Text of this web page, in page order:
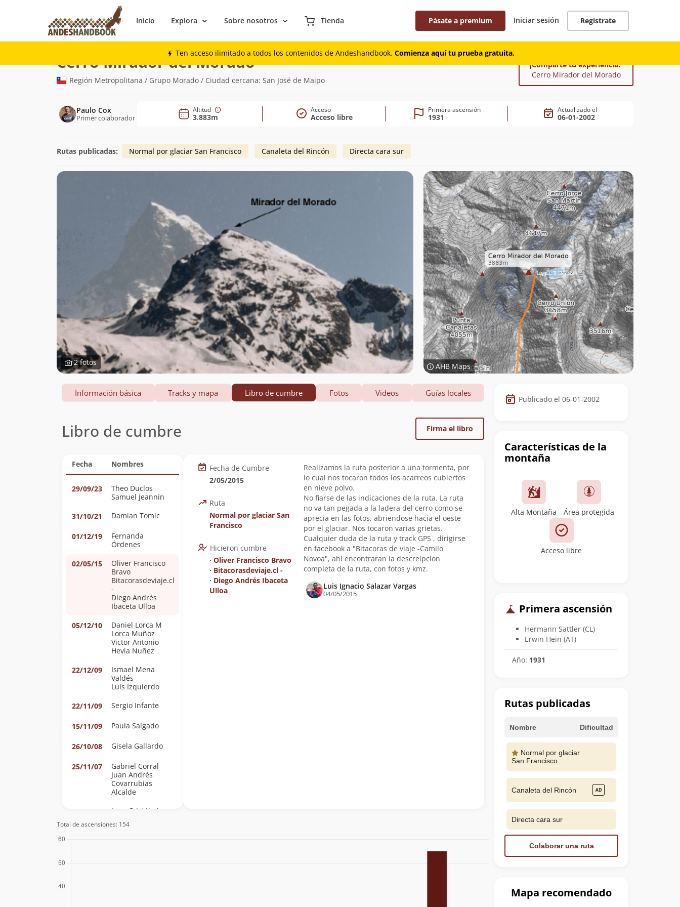
Inicio Explora Sobre nosotros Tienda Pásate a premium Iniciar sesión Regístrate
Ten acceso ilimitado a todos los contenidos de Andeshandbook. Comienza aquí tu prueba gratuita.
Montaña
Cerro Mirador del Morado(3.883m)
Región Metropolitana / Grupo Morado / Ciudad cercana: San José de Maipo
¡Comparte tu experiencia!
Cerro Mirador del Morado
Paulo Cox
Primer colaborador
Altitud
3.883m
Acceso
Acceso libre
Primera ascensión
1931
Actualizado el
06-01-2002
Rutas publicadas: Normal por glaciar San Francisco Canaleta del Rincón Directa cara sur
2 fotos AHB Maps
Datos
de
cumbre
Publicado el 06-01-2002
Características de la
montaña
Alta Montaña Área protegida
Acceso libre
Primera ascensión
Hermann Sattler (CL)
Erwin Hein (AT)
Año: 1931
Rutas publicadas
Nombre Dificultad
Normal por glaciar
San Francisco
Canaleta del Rincón
Directa cara sur
Colaborar una ruta
Mapa recomendado
Información básica Tracks y mapa Libro de cumbre Fotos Videos Guías locales
Libro de cumbre Firma el libro
Fecha Nombres
29/09/23
Theo Duclos
Samuel Jeannin
31/10/21
Damian Tomic
01/12/19
Fernanda
Órdenes
02/05/15
Oliver Francisco
Bravo
Bitacorasdeviaje.cl
-
Diego Andrés
Ibaceta Ulloa
05/12/10
Daniel Lorca M
Lorca Muñoz
Victor Antonio
Hevia Nuñez
22/12/09
Ismael Mena
Valdés
Luis Izquierdo
22/11/09
Sergio Infante
15/11/09 Paula Salgado
26/10/08 Gisela Gallardo
25/11/07
Gabriel Corral
Juan Andrés
Covarrubias
Alcalde
Juan Cristóbal
Luis Francisco
Fecha de Cumbre
2/05/2015
Ruta
Normal por glaciar San
Francisco
Hicieron cumbre
∙ Oliver Francisco Bravo
∙ Bitacorasdeviaje.cl -
∙ Diego Andrés Ibaceta
Ulloa
Realizamos la ruta posterior a una tormenta, por
lo cual nos tocaron todos los acarreos cubiertos
en nieve polvo.
No fiarse de las indicaciones de la ruta. La ruta
no va tan pegada a la ladera del cerro como se
aprecia en las fotos, abriendose hacia el oeste
por el glaciar. Nos tocaron varias grietas.
Cualquier duda de la ruta y track GPS , dirigirse
en facebook a "Bitacoras de viaje -Camilo
Novoa", ahi encontraran la descreipcion
completa de la ruta, con fotos y kmz.
Luis Ignacio Salazar Vargas
04/05/2015
Total de ascensiones: 154